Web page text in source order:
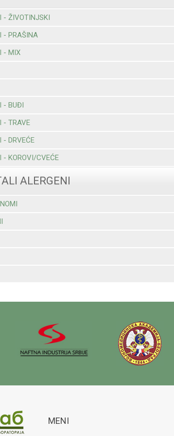
- ŽIVOTINJSKI
- PRAŠINA
- MIX
- BUĐI
- TRAVE
- DRVEĆE
- KOROVI/CVEĆE
ALERGENI
MENI